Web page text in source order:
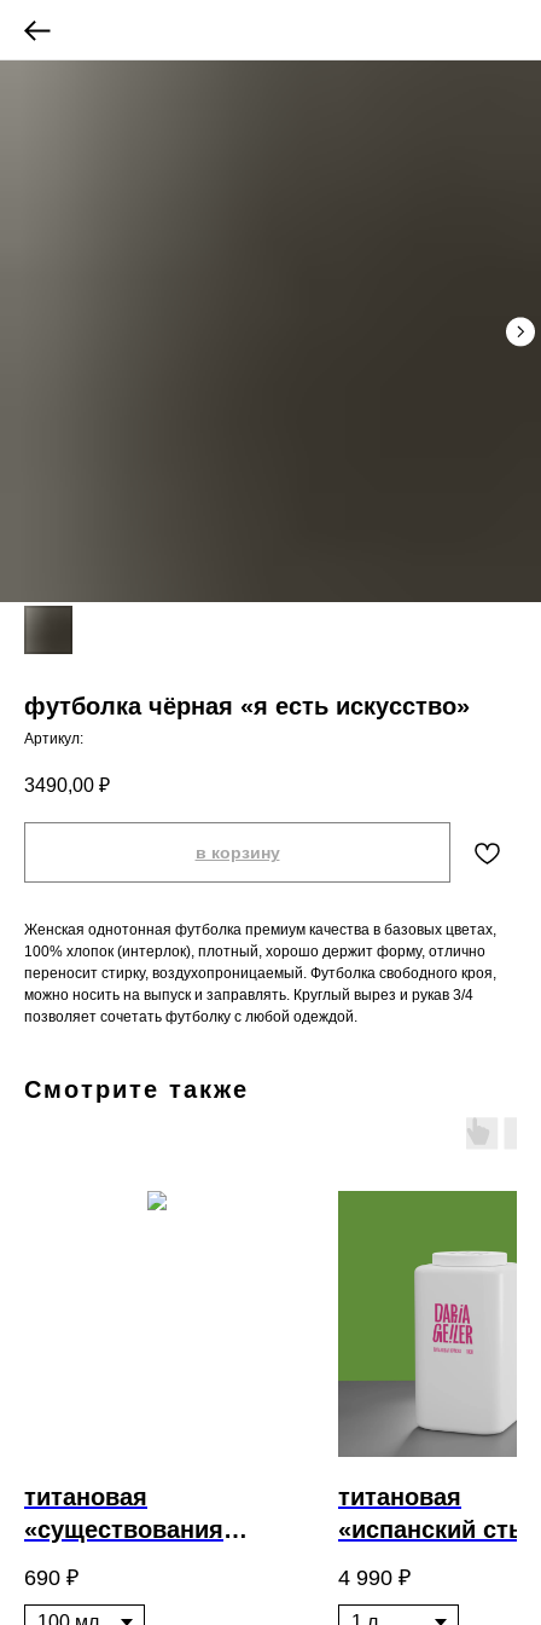
футболка чёрная «я есть искусство»
Артикул:
3490,00 ₽
в корзину
Женская однотонная футболка премиум качества в базовых цветах,
100% хлопок (интерлок), плотный, хорошо держит форму, отлично
переносит стирку, воздухопроницаемый. Футболка свободного кроя,
можно носить на выпуск и заправлять. Круглый вырез и рукав 3/4
позволяет сочетать футболку с любой одеждой.
Смотрите также
титановая
«существования
690 ₽
титановая
«испанский
4 990 ₽